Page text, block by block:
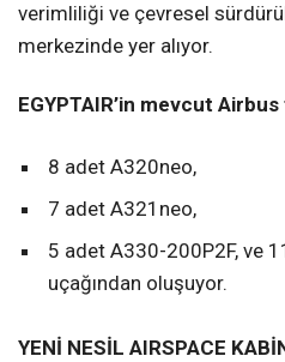
verimliliği ve çevresel
merkezinde yer alıyor.
EGYPTAIR’in mevcut
8 adet A320neo,
7 adet A321neo,
5 adet A330-200P2F, ve
uçağından oluşuyor.
YENİ NESİL AIRSPACE